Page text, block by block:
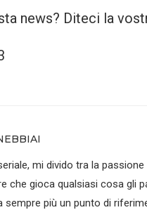
news? Diteci la
mi divido tra la
che gioca qualsiasi cosa gli
sempre più un punto di